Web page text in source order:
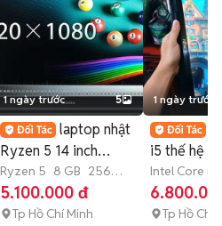
1 ngày trước 5
laptop nhật
Ryzen 5 14 inch
8GB/256GB FullHD
Đen
Ryzen 5 8 GB 256
GB SSD
5.100.000 đ
Tp Hồ Chí Minh
1 ngày trước
i5 thế hệ 8
8GB/
ứng
Intel Core i5
GB SSD
Tp Hồ Chí